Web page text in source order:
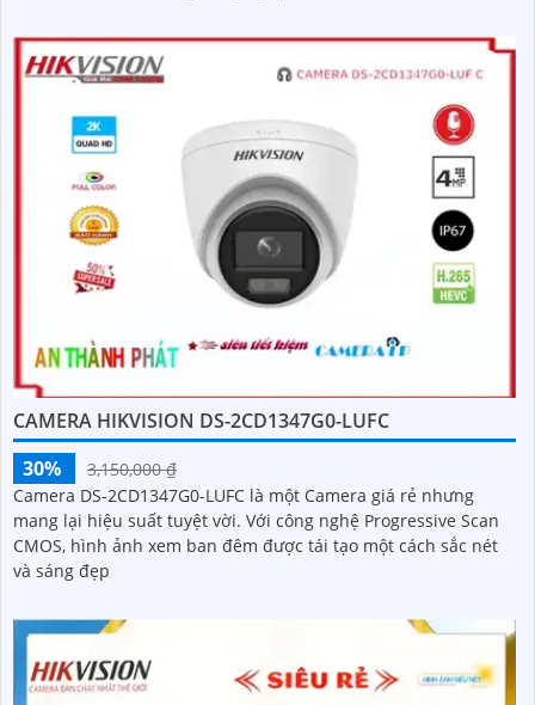
CAMERA HIKVISION DS-2CD1347G0-LUFC
30%
3,150,000 ₫
Camera DS-2CD1347G0-LUFC là một Camera giá rẻ nhưng
mang lại hiệu suất tuyệt vời. Với công nghệ Progressive Scan
CMOS, hình ảnh xem ban đêm được tái tạo một cách sắc nét
và sáng đẹp